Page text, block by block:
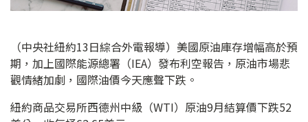
（中央社紐約13日綜合外電報導）美國原油庫存增幅高於預
期，加上國際能源總署（IEA）發布利空報告，原油市場悲
觀情緒加劇，國際油價今天應聲下跌。
紐約商品交易所西德州中級（WTI）原油9月結算價下跌52